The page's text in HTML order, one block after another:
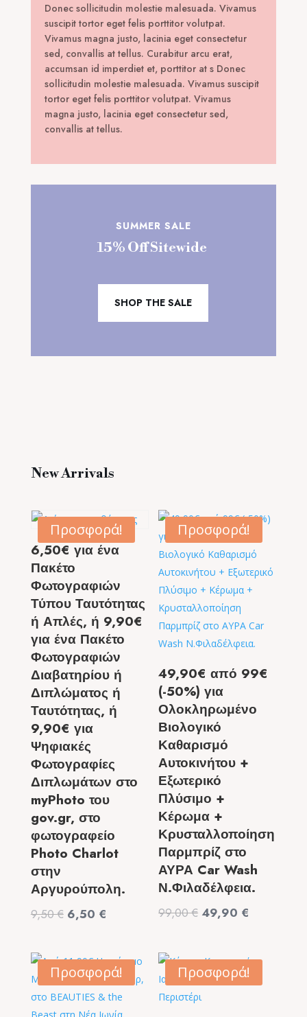
Donec sollicitudin molestie malesuada. Vivamus
suscipit tortor eget felis porttitor volutpat.
Vivamus magna justo, lacinia eget consectetur
sed, convallis at tellus. Curabitur arcu erat,
accumsan id imperdiet et, porttitor at s Donec
sollicitudin molestie malesuada. Vivamus suscipit
tortor eget felis porttitor volutpat. Vivamus
magna justo, lacinia eget consectetur sed,
convallis at tellus.
SUMMER SALE
15% Off Sitewide
SHOP THE SALE
New Arrivals
Προσφορά!
6,50€ για ένα
Πακέτο
Φωτογραφιών
Τύπου Ταυτότητας
ή Απλές, ή 9,90€
για ένα Πακέτο
Φωτογραφιών
Διαβατηρίου ή
Διπλώματος ή
Ταυτότητας, ή
9,90€ για
Ψηφιακές
Φωτογραφίες
Διπλωμάτων στο
myPhoto του
gov.gr, στο
φωτογραφείο
Photo Charlot
στην
Αργυρούπολη.
9,50€ Original
9,50 €.
6,50 €
είναι:
6,50 €.
Προσφορά!
49,90€ από 99€
(-50%) για
Ολοκληρωμένο
Βιολογικό
Καθαρισμό
Αυτοκινήτου +
Εξωτερικό
Πλύσιμο +
Κέρωμα +
Κρυσταλλοποίηση
Παρμπρίζ στο
ΑΥΡΑ Car Wash
Ν.Φιλαδέλφεια.
99,00€ Original
99,00 €.
49,90 €
49,90 €.
Προσφορά! Προσφορά!